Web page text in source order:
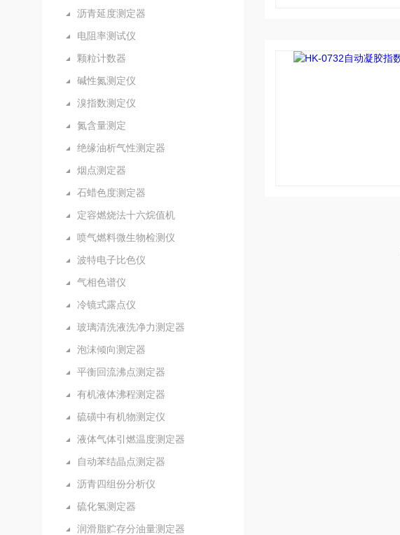
沥青延度测定器
电阻率测试仪
颗粒计数器
碱性氮测定仪
溴指数测定仪
氮含量测定
绝缘油析气性测定器
烟点测定器
石蜡色度测定器
定容燃烧法十六烷值机
喷气燃料微生物检测仪
波特电子比色仪
气相色谱仪
冷镜式露点仪
玻璃清洗液洗净力测定器
泡沫倾向测定器
平衡回流沸点测定器
有机液体沸程测定器
硫磺中有机物测定仪
液体气体引燃温度测定器
自动苯结晶点测定器
沥青四组份分析仪
硫化氢测定器
润滑脂贮存分油量测定器